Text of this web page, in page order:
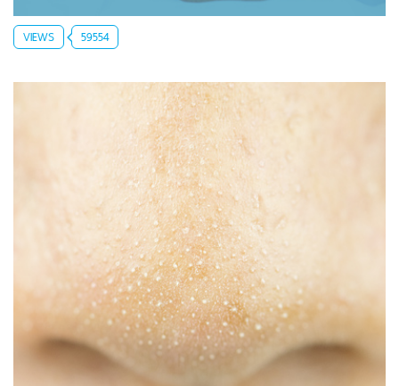
VIEWS 59554